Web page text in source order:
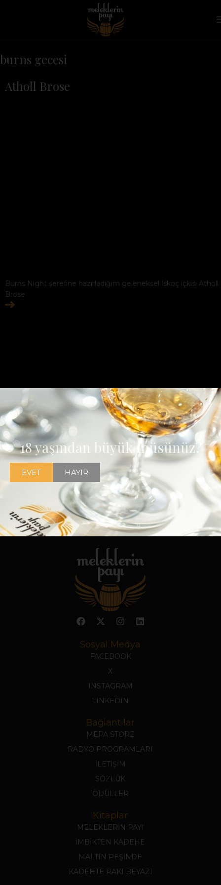
burns gecesi
Atholl Brose
Burns Night şerefine hazırladığım geleneksel İskoç içkisi Atholl
Brose
Sosyal Medya
FACEBOOK
X
INSTAGRAM
LINKEDIN
Bağlantılar
MEPA STORE
RADYO PROGRAMLARI
İLETİŞİM
SÖZLÜK
ÖDÜLLER
Kitaplar
MELEKLERİN PAYI
İMBİKTEN KADEHE
MALTIN PEŞİNDE
KADEHTE RAKI BEYAZI
18 yaşından büyük müsünüz?
EVET HAYIR